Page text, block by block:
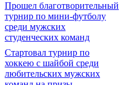
Прошел благотворительный
турнир по мини-футболу
среди мужских
студенческих команд
Cтартовал турнир по
хоккею с шайбой среди
любительских мужских